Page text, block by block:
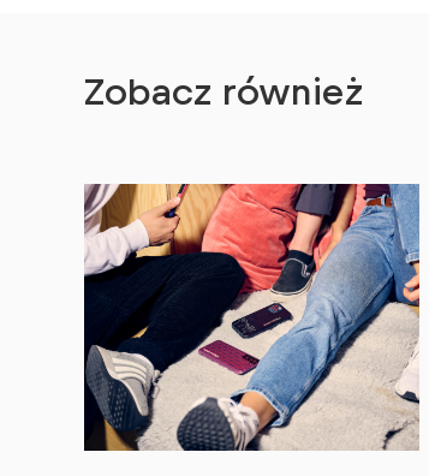
Zobacz również